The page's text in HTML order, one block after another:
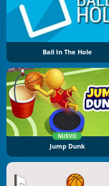
Ball In The Hole
NUEVO
Jump Dunk